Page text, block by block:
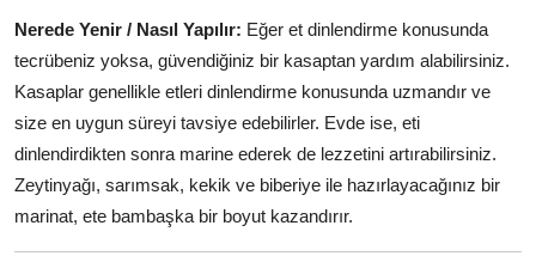
Nerede Yenir / Nasıl Yapılır: Eğer et dinlendirme konusunda
tecrübeniz yoksa, güvendiğiniz bir kasaptan yardım alabilirsiniz.
Kasaplar genellikle etleri dinlendirme konusunda uzmandır ve
size en uygun süreyi tavsiye edebilirler. Evde ise, eti
dinlendirdikten sonra marine ederek de lezzetini artırabilirsiniz.
Zeytinyağı, sarımsak, kekik ve biberiye ile hazırlayacağınız bir
marinat, ete bambaşka bir boyut kazandırır.